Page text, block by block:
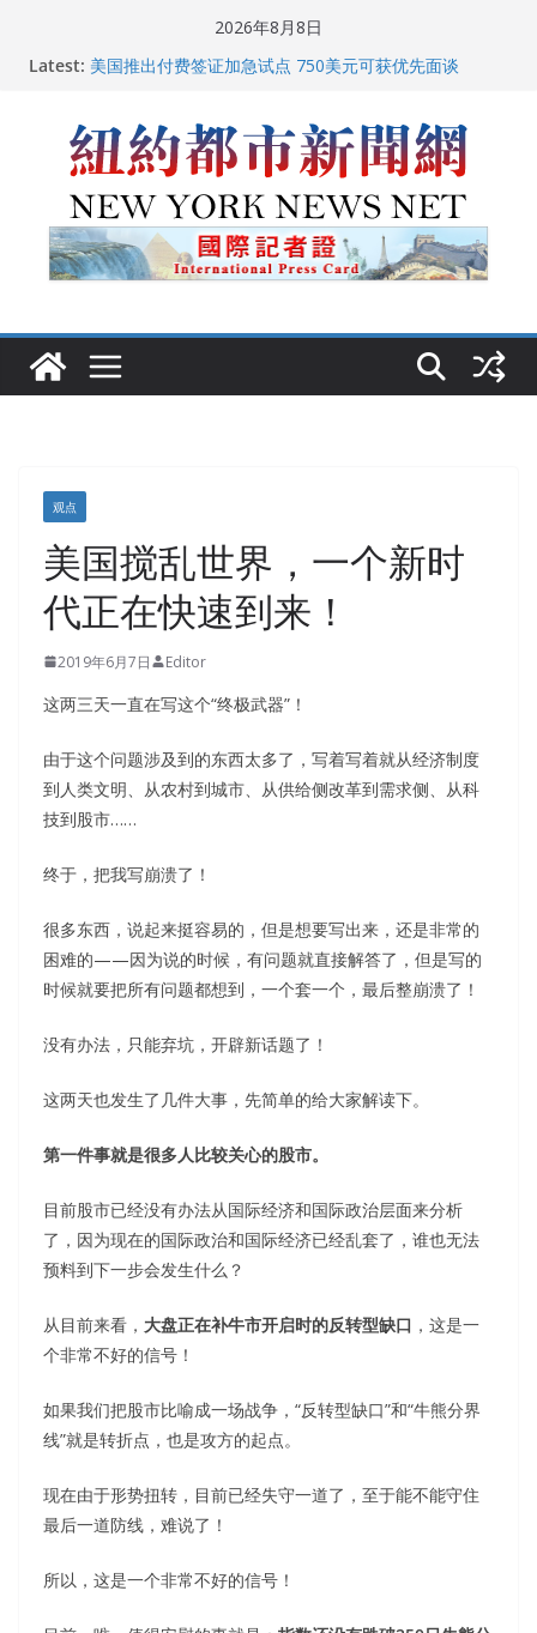
2026年8月8日
Latest:
中国驻美国大使谢锋邀请美国老教师罗纳德·萨科尔斯基
再次访华
美国最高法院维持“出生公民权” : 出生在美国就是美国
人！
FBI联合纽约警方突袭多名警界高层住所 涉纽约警察局腐
败刑事调查
观点
美国搅乱世界，一个新时
代正在快速到来！
2019年6月7日 Editor
这两三天一直在写这个“终极武器”！
由于这个问题涉及到的东西太多了，写着写着就从经济制度
到人类文明、从农村到城市、从供给侧改革到需求侧、从科
技到股市……
终于，把我写崩溃了！
很多东西，说起来挺容易的，但是想要写出来，还是非常的
困难的——因为说的时候，有问题就直接解答了，但是写的
时候就要把所有问题都想到，一个套一个，最后整崩溃了！
没有办法，只能弃坑，开辟新话题了！
这两天也发生了几件大事，先简单的给大家解读下。
第一件事就是很多人比较关心的股市。
目前股市已经没有办法从国际经济和国际政治层面来分析
了，因为现在的国际政治和国际经济已经乱套了，谁也无法
预料到下一步会发生什么？
从目前来看， 大盘正在补牛市开启时的反转型缺口 ，这是一
个非常不好的信号！
如果我们把股市比喻成一场战争，“反转型缺口”和“牛熊分界
线”就是转折点，也是攻方的起点。
现在由于形势扭转，目前已经失守一道了，至于能不能守住
最后一道防线，难说了！
所以，这是一个非常不好的信号！